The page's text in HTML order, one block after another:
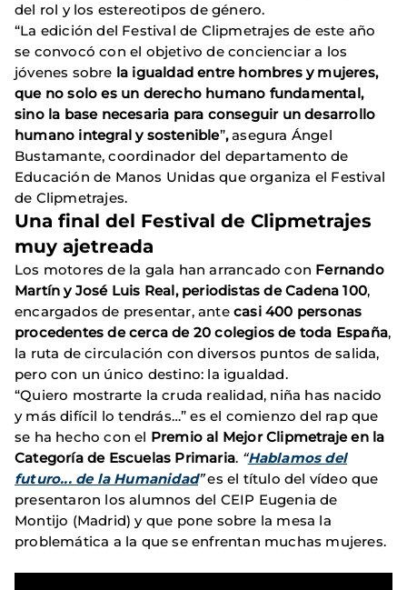
del rol y los estereotipos de género.
“La edición del Festival de Clipmetrajes de este año
se convocó con el objetivo de concienciar a los
jóvenes sobre la igualdad entre hombres y mujeres,
que no solo es un derecho humano fundamental,
sino la base necesaria para conseguir un desarrollo
humano integral y sostenible”,asegura Ángel
Bustamante, coordinador del departamento de
Educación de Manos Unidas que organiza el Festival
de Clipmetrajes.
Una final del Festival de Clipmetrajes
muy ajetreada
Los motores de la gala han arrancado con Fernando
Martín y José Luis Real, periodistas de Cadena 100,
encargados de presentar, ante casi 400 personas
procedentes de cerca de 20 colegios de toda España,
la ruta de circulación con diversos puntos de salida,
pero con un único destino: la igualdad.
“Quiero mostrarte la cruda realidad, niña has nacido
y más difícil lo tendrás…” es el comienzo del rap que
se ha hecho con el Premio al Mejor Clipmetraje en la
Categoría de Escuelas Primaria. “Hablamos del
futuro... de la Humanidad”es el título del vídeo que
presentaron los alumnos del CEIP Eugenia de
Montijo (Madrid) y que pone sobre la mesa la
problemática a la que se enfrentan muchas mujeres.